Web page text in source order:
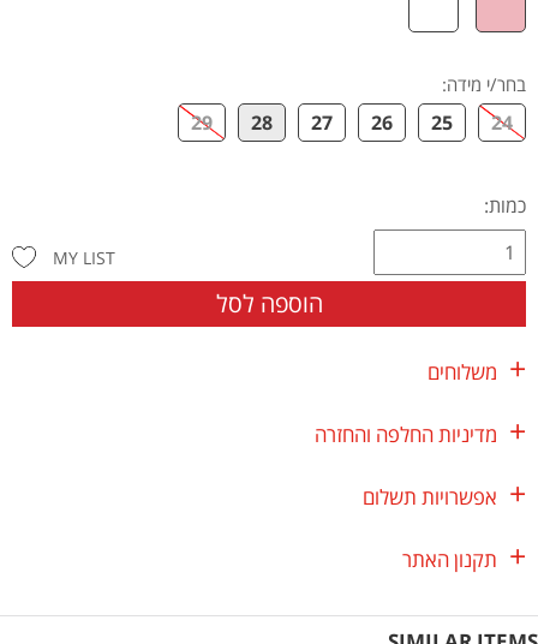
בחר/י מידה:
24
25
26
27
28
29
כמות:
הוספה לסל
MY LIST
משלוחים
מדיניות החלפה והחזרה
אפשרויות תשלום
תקנון האתר